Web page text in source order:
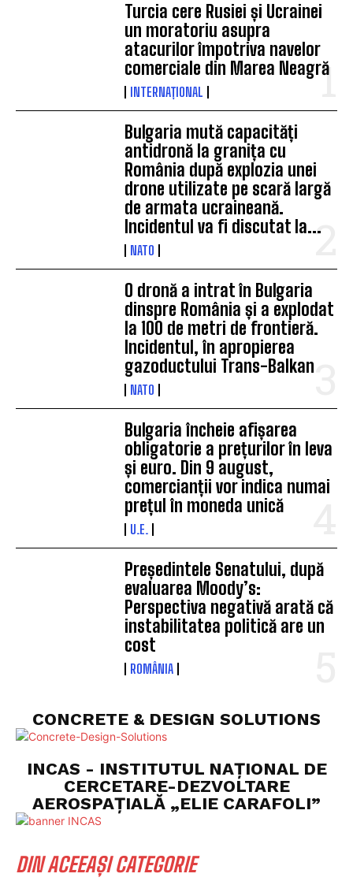
Turcia cere Rusiei și Ucrainei
un moratoriu asupra
atacurilor împotriva navelor
comerciale din Marea Neagră
INTERNAȚIONAL
Bulgaria mută capacități
antidronă la granița cu
România după explozia unei
drone utilizate pe scară largă
de armata ucraineană.
Incidentul va fi discutat la...
NATO
O dronă a intrat în Bulgaria
dinspre România și a explodat
la 100 de metri de frontieră.
Incidentul, în apropierea
gazoductului Trans-Balkan
NATO
Bulgaria încheie afișarea
obligatorie a prețurilor în leva
și euro. Din 9 august,
comercianții vor indica numai
prețul în moneda unică
U.E.
Președintele Senatului, după
evaluarea Moody’s:
Perspectiva negativă arată că
instabilitatea politică are un
cost
ROMÂNIA
CONCRETE & DESIGN SOLUTIONS
INCAS - INSTITUTUL NAȚIONAL DE
CERCETARE-DEZVOLTARE
AEROSPAȚIALĂ „ELIE CARAFOLI”
DIN ACEEAȘI CATEGORIE